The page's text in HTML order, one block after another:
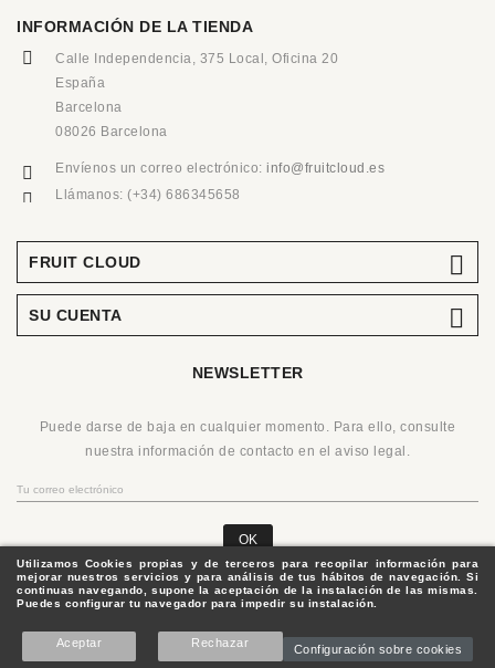
Utilizamos Cookies propias y de terceros para recopilar información para
mejorar nuestros servicios y para análisis de tus hábitos de navegación. Si
continuas navegando, supone la aceptación de la instalación de las mismas.
Puedes configurar tu navegador para impedir su instalación.
Aceptar Rechazar Configuración sobre cookies
¿Necesitas Ayuda?
INFORMACIÓN DE LA TIENDA
Calle Independencia, 375 Local, Oficina 20
España
Barcelona
08026 Barcelona
Envíenos un correo electrónico: info@fruitcloud.es
Llámanos: (+34) 686345658
FRUIT CLOUD 
SU CUENTA 
NEWSLETTER
Puede darse de baja en cualquier momento. Para ello, consulte
nuestra información de contacto en el aviso legal.
OK